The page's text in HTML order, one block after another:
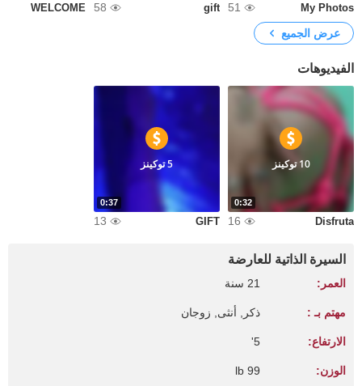
My Photos
51
gift
58
WELCOME
عرض الجميع
الفيديوهات
0:32
10 توكينز
Disfruta
16
0:37
5 توكينز
GIFT
13
السيرة الذاتية للعارضة
العمر: 21 سنة
مهتم بـ : ذكر, أنثى, زوجان
الارتفاع: 5'
الوزن: 99 lb